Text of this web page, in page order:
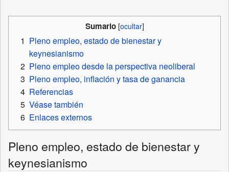
Sumario
1 Pleno empleo, estado de bienestar y
keynesianismo
2 Pleno empleo desde la perspectiva neoliberal
3 Pleno empleo, inflación y tasa de ganancia
4 Referencias
5 Véase también
6 Enlaces externos
Pleno empleo, estado de bienestar y
keynesianismo